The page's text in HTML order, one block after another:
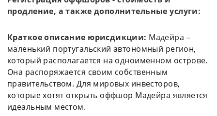
продление, а также дополнительные услуги:
Краткое описание юрисдикции: Мадейра –
маленький португальский автономный регион,
который располагается на одноименном острове.
Она распоряжается своим собственным
правительством. Для мировых инвесторов,
которые хотят открыть оффшор Мадейра является
идеальным местом.